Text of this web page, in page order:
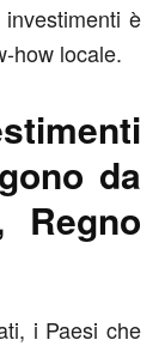
è
how locale.
da
Regno
i Paesi che